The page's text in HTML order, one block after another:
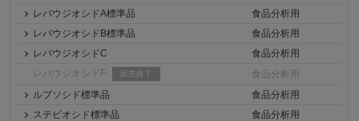
レバウジオシドA標準品
食品分析用
レバウジオシドB標準品
食品分析用
レバウジオシドC
食品分析用
レバウジオシドF
販売終了
食品分析用
ルブソシド標準品
食品分析用
ステビオシド標準品
食品分析用